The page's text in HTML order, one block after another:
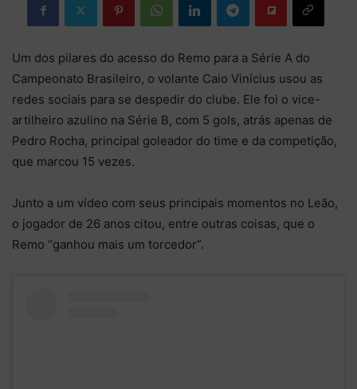
Um dos pilares do acesso do Remo para a Série A do
Campeonato Brasileiro, o volante Caio Vinícius usou as
redes sociais para se despedir do clube. Ele foi o vice-
artilheiro azulino na Série B, com 5 gols, atrás apenas de
Pedro Rocha, principal goleador do time e da competição,
que marcou 15 vezes.
Junto a um vídeo com seus principais momentos no Leão,
o jogador de 26 anos citou, entre outras coisas, que o
Remo “ganhou mais um torcedor”.